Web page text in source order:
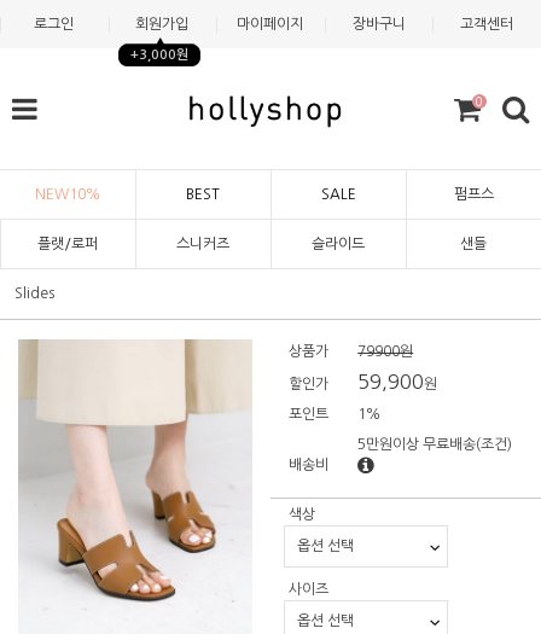
로그인 회원가입
+3,000원
마이페이지 장바구니 고객센터
0
NEW10% BEST SALE 펌프스
플랫/로퍼 스니커즈 슬라이드 샌들
Slides
상품가 79900원
할인가 59,900원
포인트 1%
배송비
5만원이상 무료배송(조건)
색상
사이즈